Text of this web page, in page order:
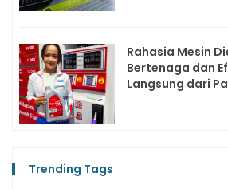
Rahasia Mesin
Bertenaga dan
Langsung dari
Trending Tags